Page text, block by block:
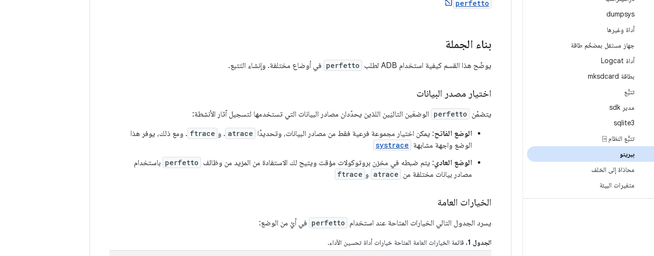
dumpsys
أداة وغيرها
جهاز مستقل بمضخّم طاقة
أداة Logcat
بطاقة mksdcard
تتبُّع
مدير sdk
sqlite3
تتبُّع النظام ⍈
بيريتو
محاذاة إلى الخلف
متغيرات البيئة
perfetto
بناء الجملة
يوضّح هذا القسم كيفية استخدام ADB لطلب perfetto في أوضاع مختلفة. وإنشاء التتبع.
اختيار مصدر البيانات
يتضمّن perfetto الوضعَين التاليَين اللذين يحدّدان مصادر البيانات التي تستخدمها لتسجيل آثار الأنشطة:
الوضع الفاتح: يمكن اختيار مجموعة فرعية فقط من مصادر البيانات، وتحديدًا atrace . و ftrace . ومع ذلك، يوفر هذا
الوضع واجهة مشابهة systrace
الوضع العادي: يتم ضبطه في مخزن بروتوكولات مؤقت ويتيح لك الاستفادة من المزيد من وظائف perfetto باستخدام
مصادر بيانات مختلفة من atrace و ftrace
الخيارات العامة
يسرد الجدول التالي الخيارات المتاحة عند استخدام perfetto في أيّ من الوضع:
الجدول 1. قائمة الخيارات العامة المتاحة خيارات أداة تحسين الأداء.